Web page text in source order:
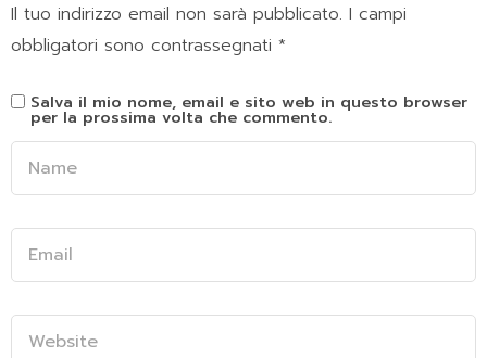
Il tuo indirizzo email non sarà pubblicato. I campi
obbligatori sono contrassegnati *
Salva il mio nome, email e sito web in questo browser
per la prossima volta che commento.